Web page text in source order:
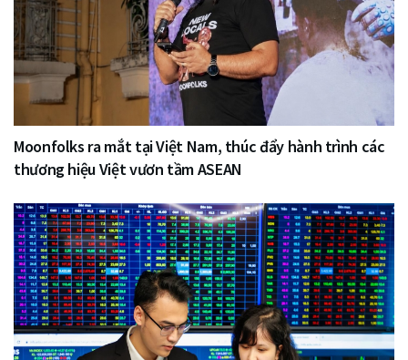
Moonfolks ra mắt tại Việt Nam, thúc đẩy hành trình các
thương hiệu Việt vươn tầm ASEAN